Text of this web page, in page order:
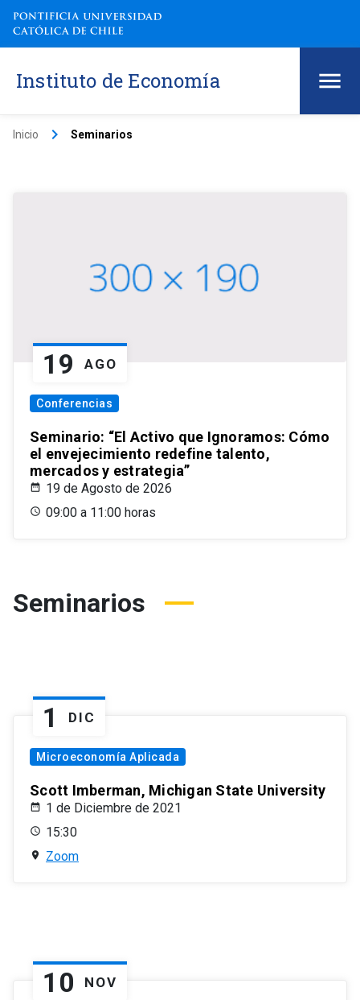
Instituto de Economía
Inicio keyboard_arrow_right Seminarios
19 AGO
Conferencias
Seminario: “El Activo que Ignoramos: Cómo
el envejecimiento redefine talento,
mercados y estrategia”
19 de Agosto de 2026
09:00 a 11:00 horas
Seminarios
1 DIC
Microeconomía Aplicada
Scott Imberman, Michigan State University
1 de Diciembre de 2021
15:30
Zoom
10 NOV